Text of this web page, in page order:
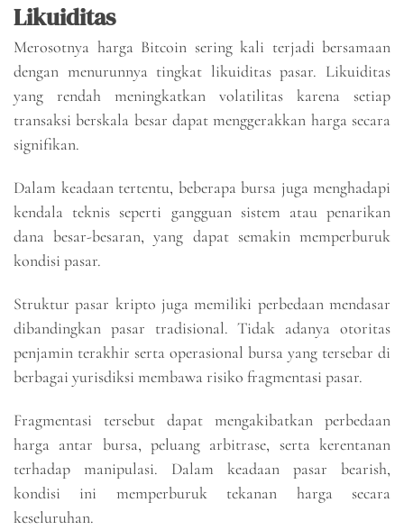
Likuiditas
Merosotnya harga Bitcoin sering kali terjadi bersamaan
dengan menurunnya tingkat likuiditas pasar. Likuiditas
yang rendah meningkatkan volatilitas karena setiap
transaksi berskala besar dapat menggerakkan harga secara
signifikan.
Dalam keadaan tertentu, beberapa bursa juga menghadapi
kendala teknis seperti gangguan sistem atau penarikan
dana besar-besaran, yang dapat semakin memperburuk
kondisi pasar.
Struktur pasar kripto juga memiliki perbedaan mendasar
dibandingkan pasar tradisional. Tidak adanya otoritas
penjamin terakhir serta operasional bursa yang tersebar di
berbagai yurisdiksi membawa risiko fragmentasi pasar.
Fragmentasi tersebut dapat mengakibatkan perbedaan
harga antar bursa, peluang arbitrase, serta kerentanan
terhadap manipulasi. Dalam keadaan pasar bearish,
kondisi ini memperburuk tekanan harga secara
keseluruhan.